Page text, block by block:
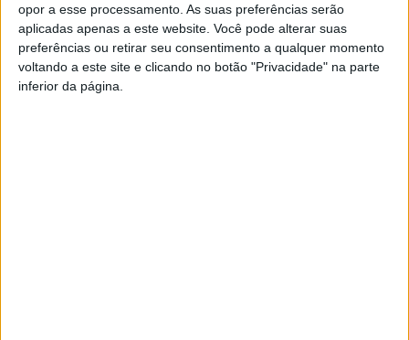
opor a esse processamento. As suas preferências serão
aplicadas apenas a este website. Você pode alterar suas
preferências ou retirar seu consentimento a qualquer momento
voltando a este site e clicando no botão "Privacidade" na parte
inferior da página.
autorizações emitidas para esse período.
A situação de alerta implica também a proibição de
realização de trabalhos nos espaços florestais e rurais